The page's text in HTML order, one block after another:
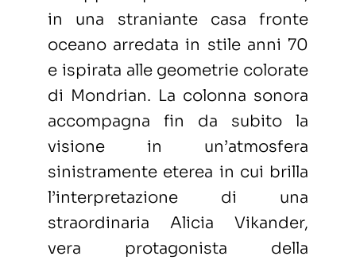
in una straniante casa fronte
oceano arredata in stile anni 70
e ispirata alle geometrie colorate
di Mondrian. La colonna sonora
accompagna fin da subito la
visione in un’atmosfera
sinistramente eterea in cui brilla
l’interpretazione di una
straordinaria Alicia Vikander,
vera protagonista della